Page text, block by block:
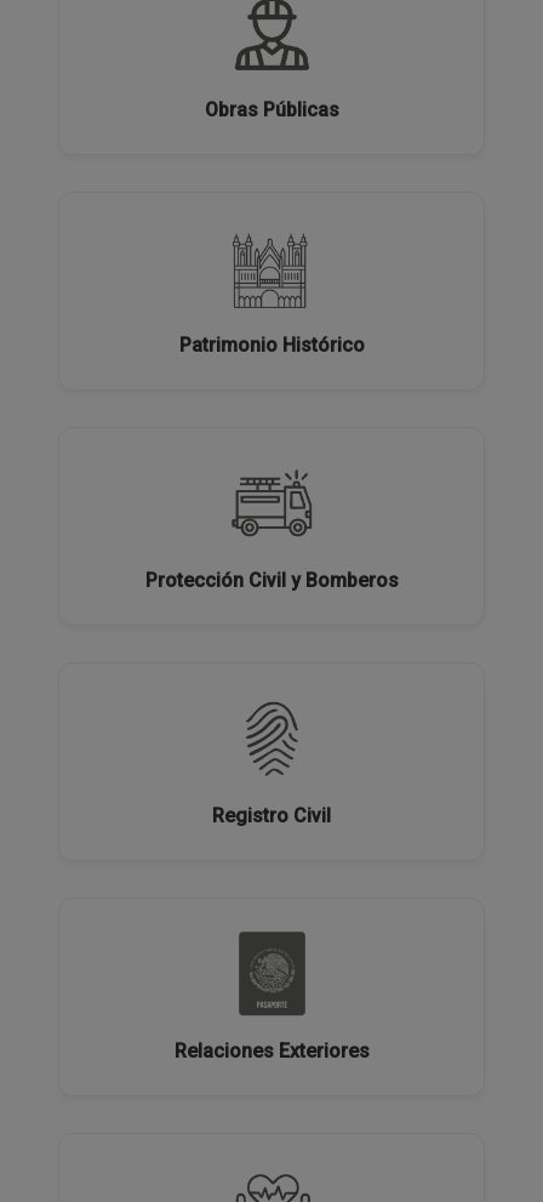
Obras Públicas
Patrimonio Histórico
Protección Civil y Bomberos
Registro Civil
Relaciones Exteriores